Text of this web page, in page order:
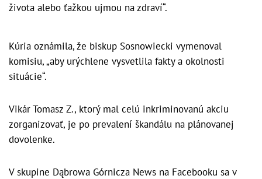
života alebo ťažkou ujmou na zdraví“.
Kúria oznámila, že biskup Sosnowiecki vymenoval
komisiu, „aby urýchlene vysvetlila fakty a okolnosti
situácie“.
Vikár Tomasz Z., ktorý mal celú inkriminovanú akciu
zorganizovať, je po prevalení škandálu na plánovanej
dovolenke.
V skupine Dąbrowa Górnicza News na Facebooku sa v